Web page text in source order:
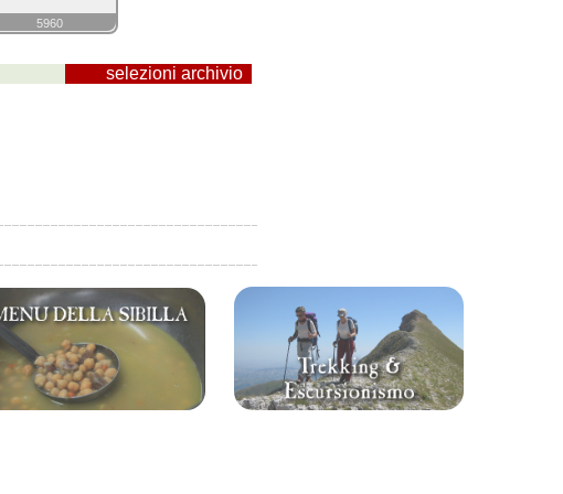
5960
selezioni archivio